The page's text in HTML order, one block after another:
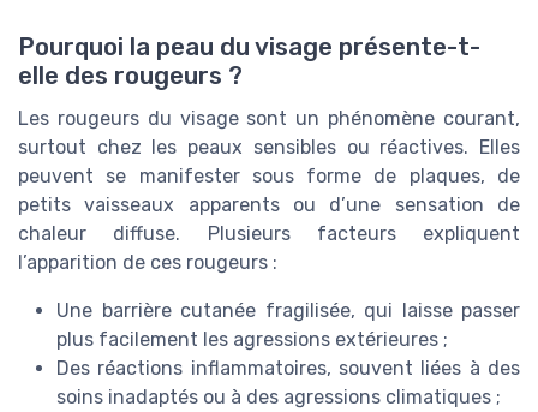
Pourquoi la peau du visage présente-t-
elle des rougeurs ?
Les rougeurs du visage sont un phénomène courant,
surtout chez les peaux sensibles ou réactives. Elles
peuvent se manifester sous forme de plaques, de
petits vaisseaux apparents ou d’une sensation de
chaleur diffuse. Plusieurs facteurs expliquent
l’apparition de ces rougeurs :
Une barrière cutanée fragilisée, qui laisse passer
plus facilement les agressions extérieures ;
Des réactions inflammatoires, souvent liées à des
soins inadaptés ou à des agressions climatiques ;